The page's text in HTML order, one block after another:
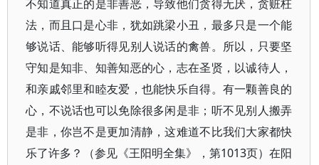
不知道真正的是非善恶，导致他们贪得无厌，贪赃枉
法，而且口是心非，犹如跳梁小丑，最多只是一个能
够说话、能够听得见别人说话的禽兽。所以，只要坚
守知是知非、知善知恶的心，志在圣贤，以诚待人，
和亲戚邻里和睦友爱，也能快乐自得。有一颗善良的
心，不说话也可以免除很多闲是非；听不见别人搬弄
是非，你岂不是更加清静，这难道不比我们大家都快
乐了许多？（参见《王阳明全集》，第1013页）在阳